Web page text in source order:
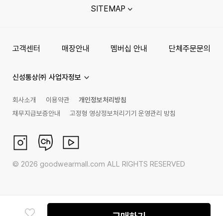
SITEMAP
고객센터 매장안내 멤버십 안내 단체주문문의
신성통상㈜ 사업자정보
회사소개 이용약관
개인정보처리방침
채무지급보증안내
고정형 영상정보처리기기 운영관리 방침
© 2026 goodwearmall.com ALL RIGHTS RESERVED